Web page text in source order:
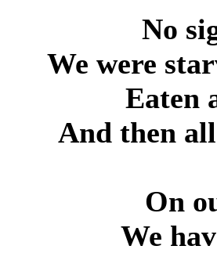
No
We were
Eaten
And then
On
We